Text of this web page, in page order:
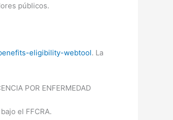
públicos.
eligibility-webtool. La
POR ENFERMEDAD
el FFCRA.